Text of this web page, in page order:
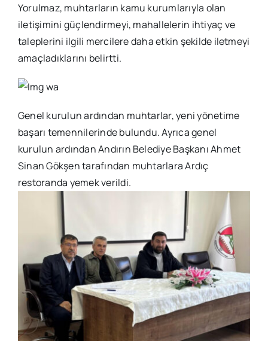
Yorulmaz, muhtarların kamu kurumlarıyla olan
iletişimini güçlendirmeyi, mahallelerin ihtiyaç ve
taleplerini ilgili mercilere daha etkin şekilde iletmeyi
amaçladıklarını belirtti.
Genel kurulun ardından muhtarlar, yeni yönetime
başarı temennilerinde bulundu. Ayrıca genel
kurulun ardından Andırın Belediye Başkanı Ahmet
Sinan Gökşen tarafından muhtarlara Ardıç
restoranda yemek verildi.